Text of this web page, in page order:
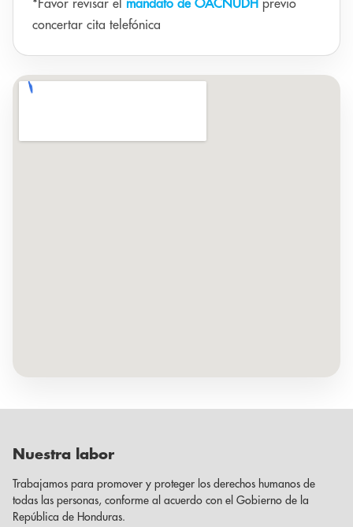
*Favor revisar el mandato de OACNUDH previo
concertar cita telefónica
Nuestra labor
Trabajamos para promover y proteger los derechos humanos de
todas las personas, conforme al acuerdo con el Gobierno de la
República de Honduras.